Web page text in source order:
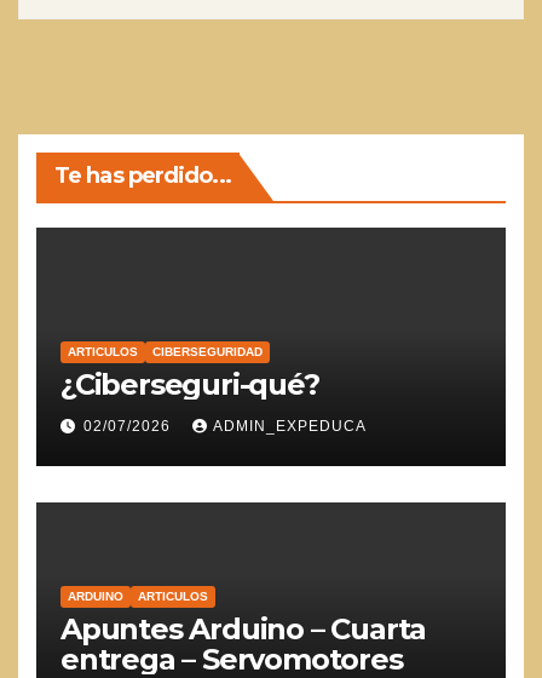
Te has perdido...
ARTICULOS CIBERSEGURIDAD
¿Ciberseguri-qué?
02/07/2026 ADMIN_EXPEDUCA
ARDUINO ARTICULOS
Apuntes Arduino – Cuarta
entrega – Servomotores